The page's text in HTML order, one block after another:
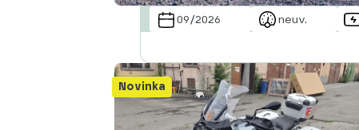
09/2026 neuv.
Novinka